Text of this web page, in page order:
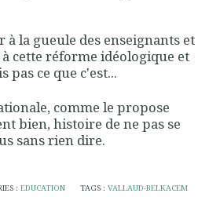
à la gueule des enseignants et
cette réforme idéologique et
pas ce que c'est...
comme le propose
bien, histoire de ne pas se
sans rien dire.
: EDUCATION TAGS :VALLAUD-BELKACEM